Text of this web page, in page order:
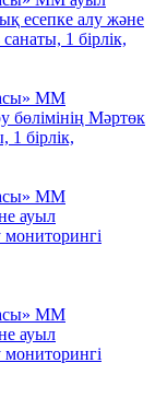
есепке алу және
1 бірлік,
ММ
бөлімінің Мәртөк
бірлік,
ММ
ауыл
ММ
ауыл